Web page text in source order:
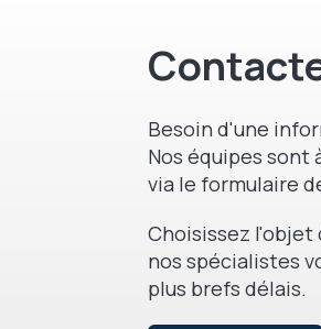
Besoin d'une
Nos équipes sont
via le formulaire
Choisissez l'objet
nos spécialistes
plus brefs délais.